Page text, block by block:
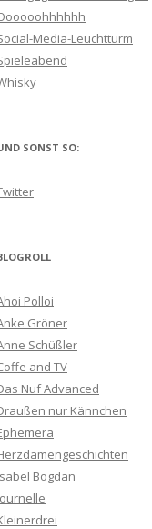
Media-Leuchtturm
SONST SO:
Polloi
Gröner
Schüßler
and TV
Nuf Advanced
nur Kännchen
Bogdan